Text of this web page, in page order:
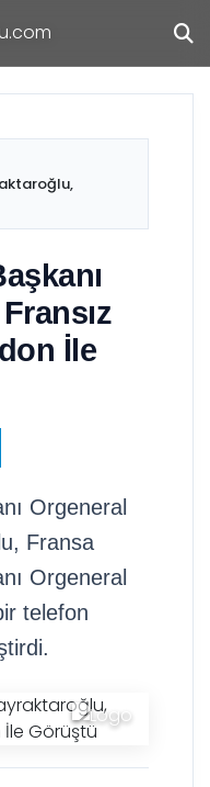
İle
Orgeneral
Fransa
Orgeneral
telefon